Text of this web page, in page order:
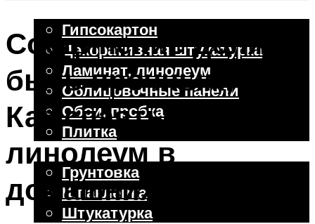
Гипсокартон
Декоративная штукатурка
Ламинат, линолеум
Облицовочные панели
Обои, пробка
Плитка
Отделочные работы
Грунтовка
Шпаклевка
Штукатурка
Соединение должно
быть прочным, или
Как спаять
линолеум в
домашних условиях